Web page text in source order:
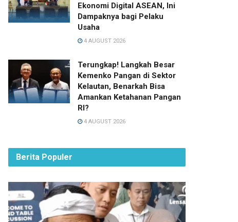
Ekonomi Digital ASEAN, Ini
Dampaknya bagi Pelaku
Usaha
4 AUGUST 2026
Terungkap! Langkah Besar
Kemenko Pangan di Sektor
Kelautan, Benarkah Bisa
Amankan Ketahanan Pangan
RI?
4 AUGUST 2026
Berita Populer